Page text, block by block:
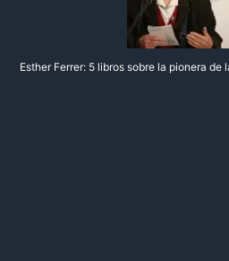
Esther Ferrer: 5 libros sobre la pionera de